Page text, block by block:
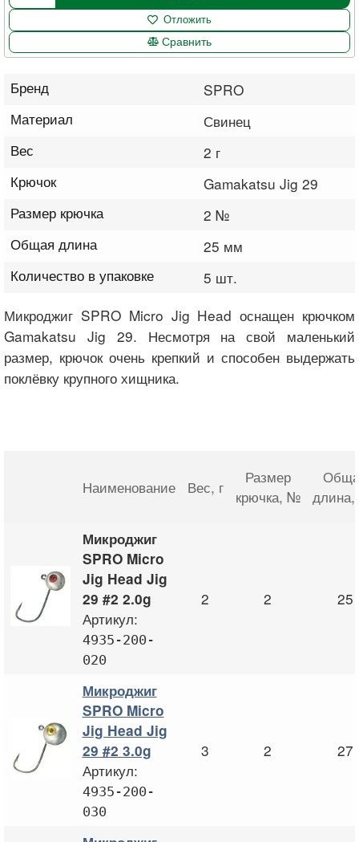
Бренд
SPRO
Материал
Свинец
Вес
2 г
Крючок
Gamakatsu Jig 29
Размер крючка
2 №
Общая длина
25 мм
Количество в упаковке
5 шт.
Отложить
Сравнить
Микроджиг SPRO Micro Jig Head оснащен крючком
Gamakatsu Jig 29. Несмотря на свой маленький
размер, крючок очень крепкий и способен выдержать
поклёвку крупного хищника.
Наименование Вес, г
Размер
крючка, №
длина,
Микроджиг
SPRO Micro
Jig Head Jig
29 #2 2.0g
Артикул:
4935-200-
020
2 2 25
Микроджиг
SPRO Micro
Jig Head Jig
29 #2 3.0g
Артикул:
4935-200-
030
3 2 27